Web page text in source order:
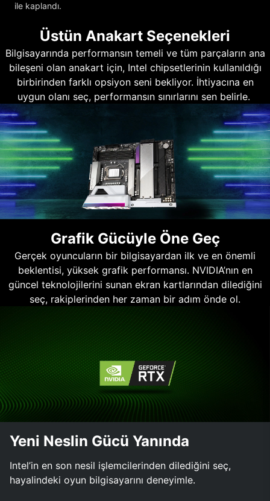
ile kaplandı.
Üstün Anakart Seçenekleri
Bilgisayarında performansın temeli ve tüm parçaların ana
bileşeni olan anakart için, Intel chipsetlerinin kullanıldığı
birbirinden farklı opsiyon seni bekliyor. İhtiyacına en
uygun olanı seç, performansın sınırlarını sen belirle.
Grafik Gücüyle Öne Geç
Gerçek oyuncuların bir bilgisayardan ilk ve en önemli
beklentisi, yüksek grafik performansı. NVIDIA’nın en
güncel teknolojilerini sunan ekran kartlarından dilediğini
seç, rakiplerinden her zaman bir adım önde ol.
Yeni Neslin Gücü Yanında
Intel’in en son nesil işlemcilerinden dilediğini seç,
hayalindeki oyun bilgisayarını deneyimle.